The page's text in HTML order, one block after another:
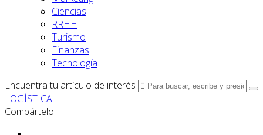
Ciencias
RRHH
Turismo
Finanzas
Tecnología
Encuentra tu artículo de interés
LOGÍSTICA
Compártelo